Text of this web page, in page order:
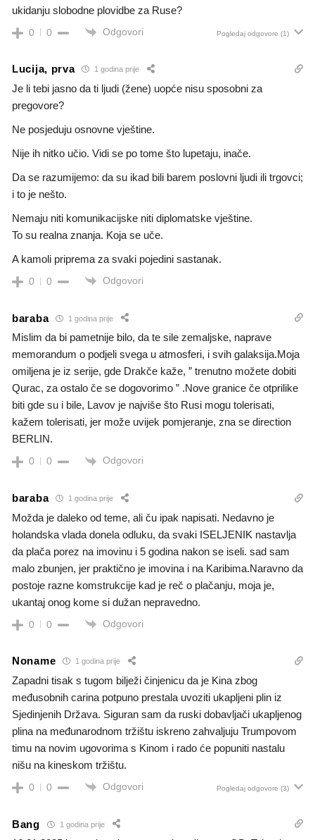
ukidanju slobodne plovidbe za Ruse?
0 0 Odgovori Pogledaj odgovore (1)
Lucija, prva 1 godina prije
Je li tebi jasno da ti ljudi (žene) uopće nisu sposobni za
pregovore?
Ne posjeduju osnovne vještine.
Nije ih nitko učio. Vidi se po tome što lupetaju, inače.
Da se razumijemo: da su ikad bili barem poslovni ljudi ili trgovci;
i to je nešto.
Nemaju niti komunikacijske niti diplomatske vještine.
To su realna znanja. Koja se uče.
A kamoli priprema za svaki pojedini sastanak.
0 0 Odgovori
baraba 1 godina prije
Mislim da bi pametnije bilo, da te sile zemaljske, naprave
memorandum o podjeli svega u atmosferi, i svih galaksija.Moja
omiljena je iz serije, gde Drakče kaže, ” trenutno možete dobiti
Qurac, za ostalo če se dogovorimo ” .Nove granice če otprilike
biti gde su i bile, Lavov je najviše što Rusi mogu tolerisati,
kažem tolerisati, jer može uvijek pomjeranje, zna se direction
BERLIN.
0 0 Odgovori
baraba 1 godina prije
Možda je daleko od teme, ali ču ipak napisati. Nedavno je
holandska vlada donela odluku, da svaki ISELJENIK nastavlja
da plača porez na imovinu i 5 godina nakon se iseli. sad sam
malo zbunjen, jer praktično je imovina i na Karibima.Naravno da
postoje razne komstrukcije kad je reč o plačanju, moja je,
ukantaj onog kome si dužan nepravedno.
0 0 Odgovori
Noname 1 godina prije
Zapadni tisak s tugom bilježi činjenicu da je Kina zbog
međusobnih carina potpuno prestala uvoziti ukapljeni plin iz
Sjedinjenih Država. Siguran sam da ruski dobavljači ukapljenog
plina na međunarodnom tržištu iskreno zahvaljuju Trumpovom
timu na novim ugovorima s Kinom i rado će popuniti nastalu
nišu na kineskom tržištu.
0 0 Odgovori Pogledaj odgovore (3)
Bang 1 godina prije